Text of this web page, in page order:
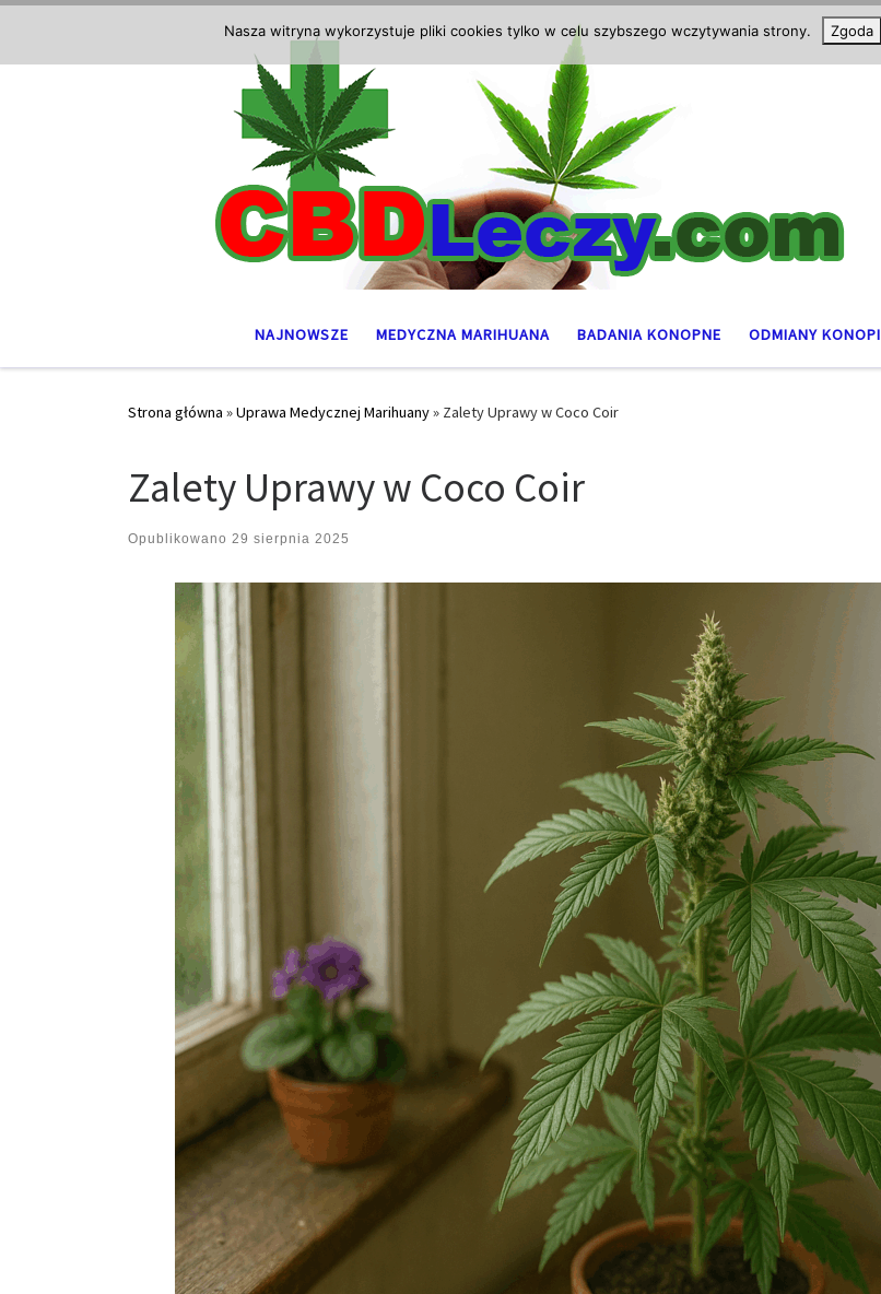
NAJNOWSZE MEDYCZNA MARIHUANA BADANIA KONOPNE ODMIANY KONOPI
Strona główna »Uprawa Medycznej Marihuany» Zalety Uprawy w Coco Coir
Zalety Uprawy w Coco Coir
Opublikowano 29 sierpnia 2025
Nasza witryna wykorzystuje pliki cookies tylko w celu szybszego wczytywania strony. Zgoda